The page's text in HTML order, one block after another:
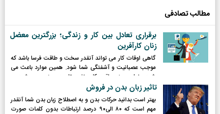
مطالب تصادفی
برقراری تعادل بین کار و زندگی؛ بزرگترین معضل
زنان کارآفرین
گاهی اوقات کار می تواند آنقدر سخت و طاقت فرسا باشد که
موجب عصبانیت و آشفتگی شما شود. همین موارد باعث می
شود بعضا به معنی واقعی کلمه نفس تان در سینه حبس شود.
تاثیر زبان بدن در فروش
بهتر است بدانید حرکات بدن و به اصطلاح زبان بدن شما آنقدر
مهم است که ۸۰ الی۹۰ درصد ارتباطات بدون کلمات صورت